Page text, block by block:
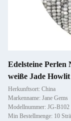
Edelsteine
weiße Jade
Herkunftsort: China
Markenname: Jane Gems
Modellnummer: JG-B102
Min Bestellmenge: 10